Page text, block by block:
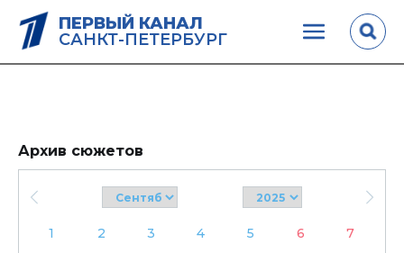
ПЕРВЫЙ КАНАЛ
САНКТ-ПЕТЕРБУРГ
Архив сюжетов
1 2 3 4 5 6
7